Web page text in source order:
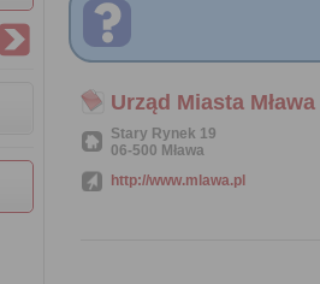
Urząd Miasta Mława
Stary Rynek 19
06-500 Mława
http://www.mlawa.pl